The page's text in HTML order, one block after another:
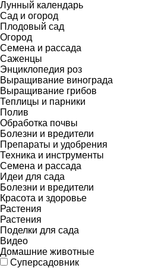
Лунный календарь
Сад и огород
Плодовый сад
Огород
Семена и рассада
Саженцы
Энциклопедия роз
Выращивание винограда
Выращивание грибов
Теплицы и парники
Полив
Обработка почвы
Болезни и вредители
Препараты и удобрения
Техника и инструменты
Семена и рассада
Идеи для сада
Болезни и вредители
Красота и здоровье
Растения
Растения
Поделки для сада
Видео
Домашние животные
Суперсадовник